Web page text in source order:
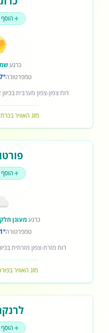
כרגע
טמפרטורה
רוחצפון-צפון מערביתבכיוון
מזג האוויר
פורטו
כרגעמעונן
טמפרטורה
רוח מזרח-צפון מזרחית
מזג האוויר